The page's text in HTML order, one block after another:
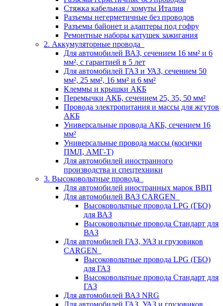
Стяжка кабельная / хомуты Италия
Разъемы негерметичные без проводов
Разъемы байонет и адаптеры под гофру
Ремонтные наборы катушек зажигания
2. Аккумуляторные провода
Для автомобилей ВАЗ, сечением 16 мм² и 6
мм², с гарантией в 5 лет
Для автомобилей ГАЗ и УАЗ, сечением 50
мм², 25 мм², 16 мм² и 6 мм²
Клеммы и крышки АКБ
Перемычки АКБ, сечением 25, 35, 50 мм²
Провода электропитания и массы для жгутов
АКБ
Универсальные провода АКБ, сечением 16
мм²
Универсальные провода массы (косички
ПМЛ, АМГ-Т)
Для автомобилей иностранного
производства и спецтехники
3. Высоковольтные провода
Для автомобилей иностранных марок ВВП
Для автомобилей ВАЗ CARGEN
Высоковольтные провода LPG (ГБО)
для ВАЗ
Высоковольтные провода Стандарт для
ВАЗ
Для автомобилей ГАЗ, УАЗ и грузовиков
CARGEN
Высоковольтные провода LPG (ГБО)
для ГАЗ
Высоковольтные провода Стандарт для
ГАЗ
Для автомобилей ВАЗ NRG
Для автомобилей ГАЗ, УАЗ и грузовиков